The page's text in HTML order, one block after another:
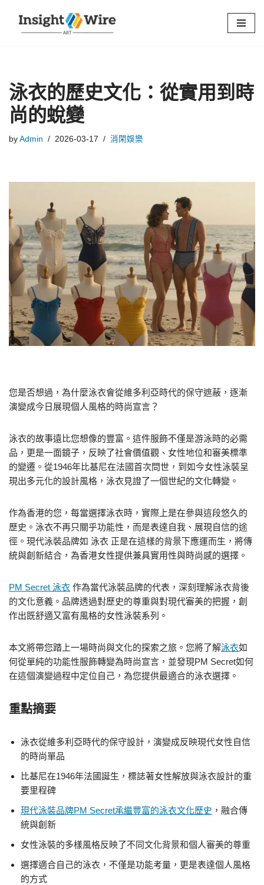
Skip
泳衣的歷史文化：從實用到時
尚的蛻變
by Admin 2026-03-17 消閑娛樂
您是否想過，為什麼泳衣會從維多利亞時代的保守遮蔽，逐漸
演變成今日展現個人風格的時尚宣言？
泳衣的故事遠比您想像的豐富。這件服飾不僅是游泳時的必需
品，更是一面鏡子，反映了社會價值觀、女性地位和審美標準
的變遷。從1946年比基尼在法國首次問世，到如今女性泳裝呈
現出多元化的設計風格，泳衣見證了一個世紀的文化轉變。
作為香港的您，每當選擇泳衣時，實際上是在參與這段悠久的
歷史。泳衣不再只關乎功能性，而是表達自我、展現自信的途
徑。現代泳裝品牌如 泳衣 正是在這樣的背景下應運而生，將傳
統與創新結合，為香港女性提供兼具實用性與時尚感的選擇。
PM Secret 泳衣 作為當代泳裝品牌的代表，深刻理解泳衣背後
的文化意義。品牌透過對歷史的尊重與對現代審美的把握，創
作出既舒適又富有風格的女性泳裝系列。
本文將帶您踏上一場時尚與文化的探索之旅。您將了解泳衣如
何從單純的功能性服飾轉變為時尚宣言，並發現PM Secret如何
在這個演變過程中定位自己，為您提供最適合的泳衣選擇。
重點摘要
泳衣從維多利亞時代的保守設計，演變成反映現代女性自信
的時尚單品
比基尼在1946年法國誕生，標誌著女性解放與泳衣設計的重
要里程碑
現代泳裝品牌PM Secret承繼豐富的泳衣文化歷史 ，融合傳
統與創新
女性泳裝的多樣風格反映了不同文化背景和個人審美的尊重
選擇適合自己的泳衣，不僅是功能考量，更是表達個人風格
的方式